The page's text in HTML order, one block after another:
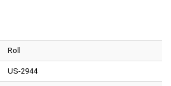
Roll
US-2944